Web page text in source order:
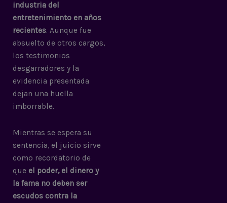
industria del
entretenimiento en años
recientes. Aunque fue
absuelto de otros cargos,
los testimonios
desgarradores y la
evidencia presentada
dejan una huella
imborrable.
Mientras se espera su
sentencia, el juicio sirve
como recordatorio de
que el poder, el dinero y
la fama no deben ser
escudos contra la